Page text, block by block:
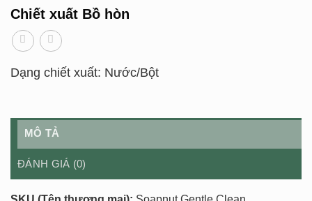
Chiết xuất Bồ hòn
Dạng chiết xuất: Nước/Bột
MÔ TẢ
ĐÁNH GIÁ (0)